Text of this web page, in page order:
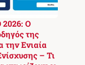
2026: Ο
της
την Ενιαία
– Τι